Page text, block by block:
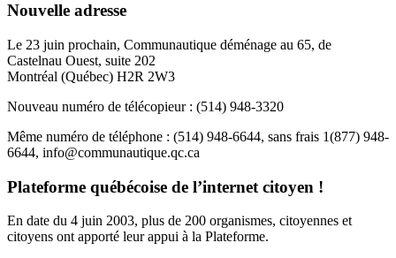
Nouvelle adresse
Le 23 juin prochain, Communautique déménage au 65, de
Castelnau Ouest, suite 202
Montréal (Québec) H2R 2W3
Nouveau numéro de télécopieur : (514) 948-3320
Même numéro de téléphone : (514) 948-6644, sans frais 1(877) 948-
6644, info@communautique.qc.ca
Plateforme québécoise de l’internet citoyen !
En date du 4 juin 2003, plus de 200 organismes, citoyennes et
citoyens ont apporté leur appui à la Plateforme.